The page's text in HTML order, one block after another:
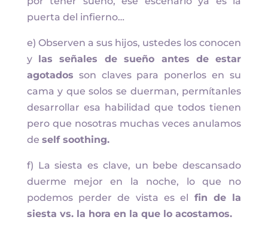
puerta del infierno…
e) Observen a sus hijos, ustedes los conocen
y
las señales de sueño antes de estar
agotados son claves para ponerlos en su
cama y que solos se duerman, permítanles
desarrollar esa habilidad que todos tienen
pero que nosotras muchas veces anulamos
de self soothing.
f) La siesta es clave, un bebe descansado
duerme mejor en la noche, lo que no
podemos perder de vista es el fin de la
siesta vs. la hora en la que lo acostamos.